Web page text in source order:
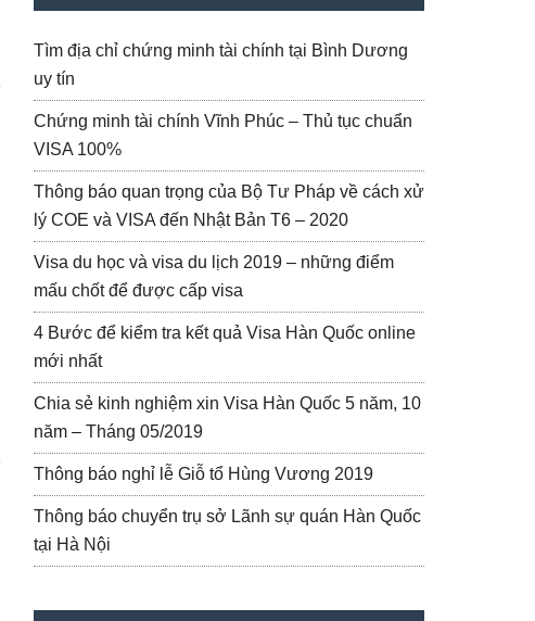
Tìm địa chỉ chứng minh tài chính tại Bình Dương
uy tín
Chứng minh tài chính Vĩnh Phúc – Thủ tục chuẩn
VISA 100%
Thông báo quan trọng của Bộ Tư Pháp về cách xử
lý COE và VISA đến Nhật Bản T6 – 2020
Visa du học và visa du lịch 2019 – những điểm
mấu chốt để được cấp visa
4 Bước để kiểm tra kết quả Visa Hàn Quốc online
mới nhất
Chia sẻ kinh nghiệm xin Visa Hàn Quốc 5 năm, 10
năm – Tháng 05/2019
Thông báo nghỉ lễ Giỗ tổ Hùng Vương 2019
Thông báo chuyển trụ sở Lãnh sự quán Hàn Quốc
tại Hà Nội